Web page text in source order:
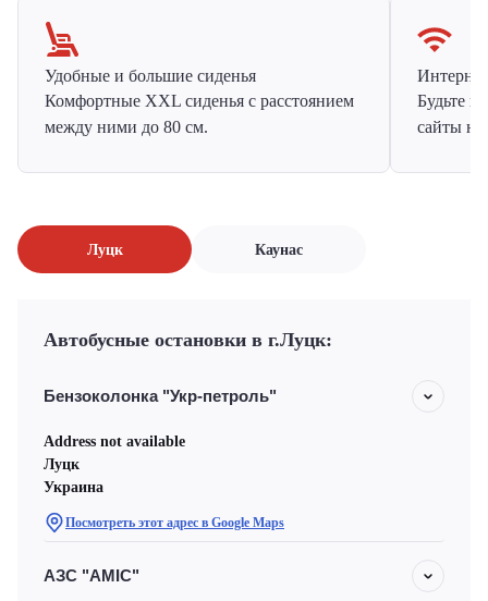
Удобные и большие сиденья
Комфортные XXL сиденья с расстоянием
между ними до 80 см.
Будьте
сайты на
Луцк Каунас
Автобусные остановки в г.Луцк:
Бензоколонка "Укр-петроль"
Address not available
Луцк
Украина
Посмотреть этот адрес в Google Maps
АЗС "AMIC"